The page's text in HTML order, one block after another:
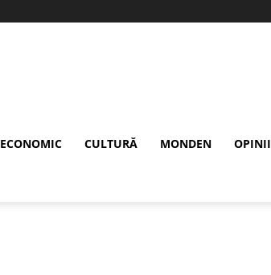
ECONOMIC CULTURĂ MONDEN OPINII